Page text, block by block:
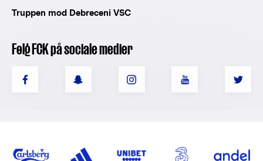
Truppen mod Debreceni VSC
Følg FCK på sociale medier